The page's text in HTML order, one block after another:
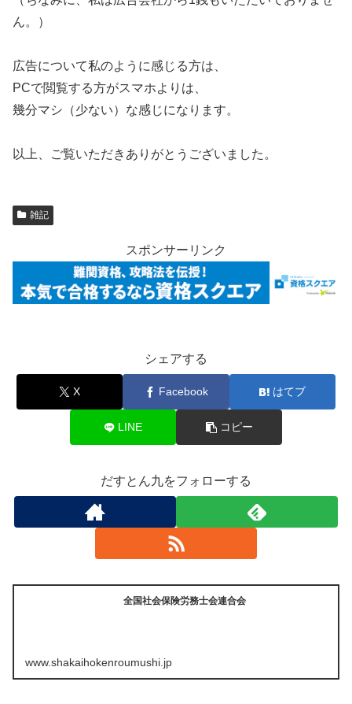
ん。）
広告について私のように感じる方は、
PCで閲覧する方がスマホよりは、
幾分マシ（少ない）な感じになります。
以上、ご覧いただきありがとうございました。
雑記
スポンサーリンク
シェアする
X Facebook はてブ
LINE コピー
だすとん九をフォローする
全国社会保険労務士会連合会
www.shakaihokenroumushi.jp